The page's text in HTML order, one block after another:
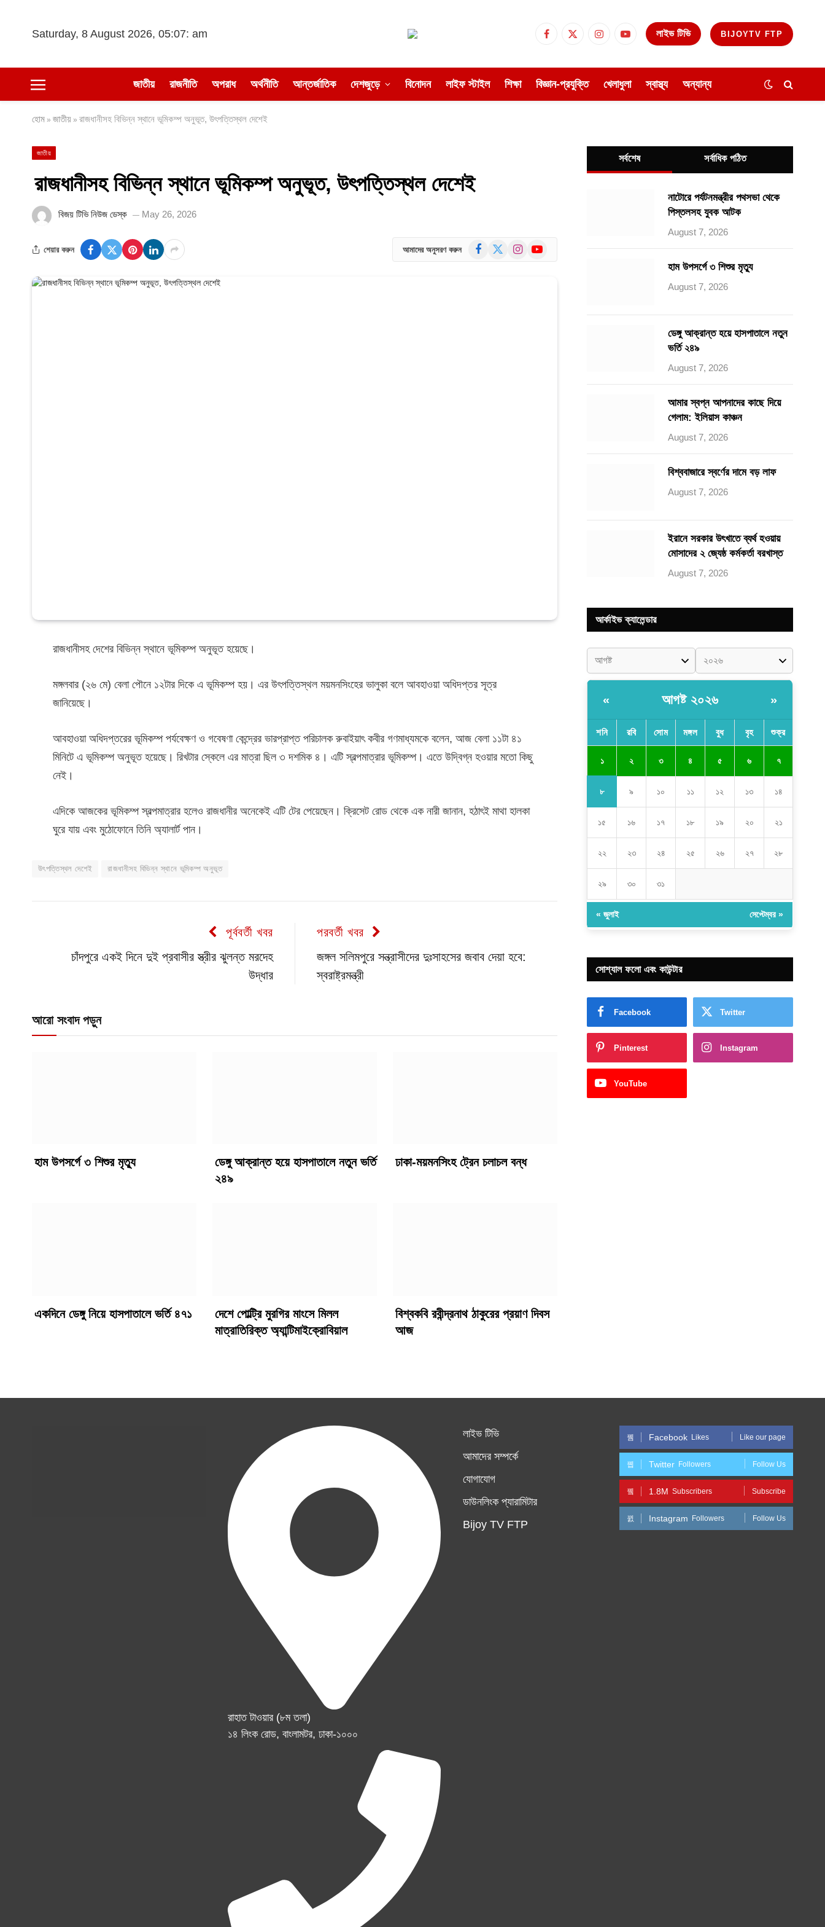
Saturday, 8 August 2026, 05:07: am Facebook
X
InstagramYouTube
লাইভ টিভি BIJOYTV FTP
জাতীয় রাজনীতি অপরাধ অর্থনীতি আন্তর্জাতিক দেশজুড়ে বিনোদন লাইফ স্টাইল শিক্ষা বিজ্ঞান-প্রযুক্তি খেলাধুলা স্বাস্থ্য অন্যান্য
হোম » জাতীয় » রাজধানীসহ বিভিন্ন স্থানে ভূমিকম্প অনুভূত, উৎপত্তিস্থল দেশেই
জাতীয়
রাজধানীসহ বিভিন্ন স্থানে ভূমিকম্প অনুভূত, উৎপত্তিস্থল দেশেই
বিজয় টিভি নিউজ ডেস্ক May 26, 2026
শেয়ার করুন আমাদের অনুসরণ করুন Facebook InstagramYouTube
রাজধানীসহ দেশের বিভিন্ন স্থানে ভূমিকম্প অনুভূত হয়েছে।
মঙ্গলবার (২৬ মে) বেলা পৌনে ১২টার দিকে এ ভূমিকম্প হয়। এর উৎপত্তিস্থল ময়মনসিংহের ভালুকা বলে আবহাওয়া অধিদপ্তর সূত্র
জানিয়েছে।
আবহাওয়া অধিদপ্তরের ভূমিকম্প পর্যবেক্ষণ ও গবেষণা কেন্দ্রের ভারপ্রাপ্ত পরিচালক রুবাইয়াৎ কবীর গণমাধ্যমকে বলেন, আজ বেলা ১১টা ৪১
মিনিটে এ ভূমিকম্প অনুভূত হয়েছে। রিখটার স্কেলে এর মাত্রা ছিল ৩ দশমিক ৪। এটি স্বল্পমাত্রার ভূমিকম্প। এতে উদ্বিগ্ন হওয়ার মতো কিছু
নেই।
এদিকে আজকের ভূমিকম্প স্বল্পমাত্রার হলেও রাজধানীর অনেকেই এটি টের পেয়েছেন। ক্রিসেট রোড থেকে এক নারী জানান, হঠাৎই মাথা হালকা
ঘুরে যায় এবং মুঠোফোনে তিনি অ্যালার্ট পান।
উৎপত্তিস্থল দেশেই রাজধানীসহ বিভিন্ন স্থানে ভূমিকম্প অনুভূত
পূর্ববর্তী খবর
চাঁদপুরে একই দিনে দুই প্রবাসীর স্ত্রীর ঝুলন্ত মরদেহ
উদ্ধার
পরবর্তী খবর
জঙ্গল সলিমপুরে সন্ত্রাসীদের দুঃসাহসের জবাব দেয়া হবে:
স্বরাষ্ট্রমন্ত্রী
আরো সংবাদ পড়ুন
হাম উপসর্গে ৩ শিশুর মৃত্যু
ডেঙ্গু আক্রান্ত হয়ে হাসপাতালে নতুন ভর্তি
২৪৯
ঢাকা-ময়মনসিংহ ট্রেন চলাচল বন্ধ
একদিনে ডেঙ্গু নিয়ে হাসপাতালে ভর্তি ৪৭১
দেশে পোল্ট্রি মুরগির মাংসে মিলল
মাত্রাতিরিক্ত অ্যান্টিমাইক্রোবিয়াল
বিশ্বকবি রবীন্দ্রনাথ ঠাকুরের প্রয়াণ দিবস
আজ
সর্বশেষ সর্বাধিক পঠিত
নাটোরে পর্যটনমন্ত্রীর পথসভা থেকে
পিস্তলসহ যুবক আটক
August 7, 2026
হাম উপসর্গে ৩ শিশুর মৃত্যু
August 7, 2026
ডেঙ্গু আক্রান্ত হয়ে হাসপাতালে নতুন
ভর্তি ২৪৯
August 7, 2026
আমার স্বপ্ন আপনাদের কাছে দিয়ে
গেলাম: ইলিয়াস কাঞ্চন
August 7, 2026
বিশ্ববাজারে স্বর্ণের দামে বড় লাফ
August 7, 2026
ইরানে সরকার উৎখাতে ব্যর্থ হওয়ায়
মোসাদের ২ জ্যেষ্ঠ কর্মকর্তা বরখাস্ত
August 7, 2026
আর্কাইভ ক্যালেন্ডার
« আগষ্ট ২০২৬ »
শনি রবি সোম মঙ্গল বুধ বৃহ শুক্র
১ ২ ৩ ৪ ৫ ৬ ৭
৮ ৯ ১০ ১১ ১২ ১৩ ১৪
১৫ ১৬ ১৭ ১৮ ১৯ ২০ ২১
২২ ২৩ ২৪ ২৫ ২৬ ২৭ ২৮
২৯ ৩০ ৩১
« জুলাই সেপ্টেম্বর »
সোশ্যাল ফলো এবং কাউন্টার
Facebook Twitter
Pinterest Instagram
YouTube
রাহাত টাওয়ার (৮ম তলা)
১৪ লিংক রোড, বাংলামটর, ঢাকা-১০০০
লাইভ টিভি
আমাদের সম্পর্কে
যোগাযোগ
ডাউনলিংক প্যারামিটার
Bijoy TV FTP
Facebook Likes Like our page
Twitter Followers Follow Us
1.8M Subscribers Subscribe
Instagram Followers Follow Us